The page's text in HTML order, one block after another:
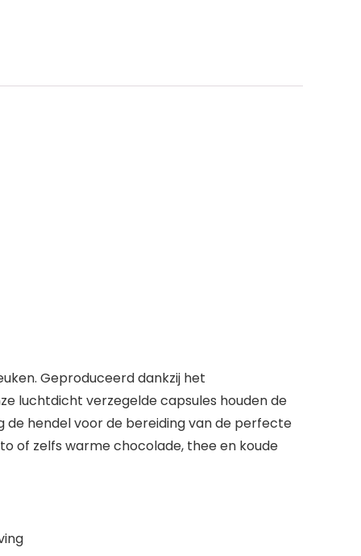
Geproduceerd dankzij het
luchtdicht verzegelde capsules houden de
de hendel voor de bereiding van de perfecte
of zelfs warme chocolade, thee en koude